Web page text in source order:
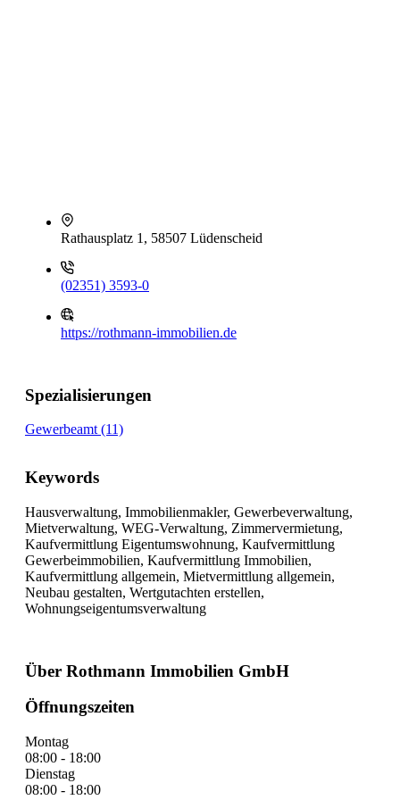
Rathausplatz 1, 58507 Lüdenscheid
(02351) 3593-0
https://rothmann-immobilien.de
Spezialisierungen
Gewerbeamt (11)
Keywords
Hausverwaltung, Immobilienmakler, Gewerbeverwaltung,
Mietverwaltung, WEG-Verwaltung, Zimmervermietung,
Kaufvermittlung Eigentumswohnung, Kaufvermittlung
Gewerbeimmobilien, Kaufvermittlung Immobilien,
Kaufvermittlung allgemein, Mietvermittlung allgemein,
Neubau gestalten, Wertgutachten erstellen,
Wohnungseigentumsverwaltung
Über Rothmann Immobilien GmbH
Öffnungszeiten
Montag
08:00 - 18:00
Dienstag
08:00 - 18:00